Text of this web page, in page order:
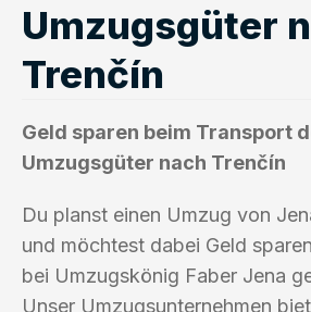
Umzugsgüter
Trenčín
Geld sparen beim Transport
Umzugsgüter nach Trenčín
Du planst einen Umzug von
und möchtest dabei Geld
bei Umzugskönig Faber Jena
Unser Umzugsunternehmen